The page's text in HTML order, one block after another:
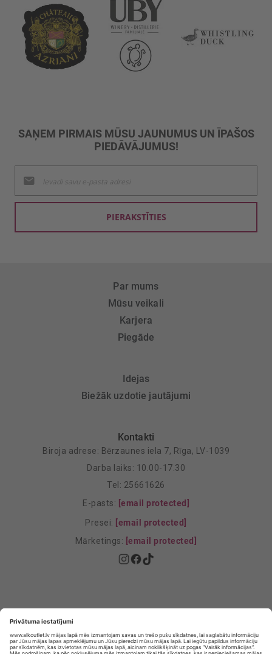
SAŅEM PIRMAIS MŪSU JAUNUMUS UN ĪPAŠOS
PIEDĀVĀJUMUS!
jaunumu
saņemšanai:
PIERAKSTĪTIES
Par mums
Mūsu veikali
Karjera
Piegāde
Idejas
Biežāk uzdotie jautājumi
Kontakti
Biroja adrese: Bērzaunes iela 7, Rīga, LV-1039
Darba laiks: 10.00-17.30
Tel: 25661626
E-pasts: [email protected]
Presei: [email protected]
Mārketings: [email protected]
Privātuma Iestatījumi
E-veikala lietošanas noteikumi